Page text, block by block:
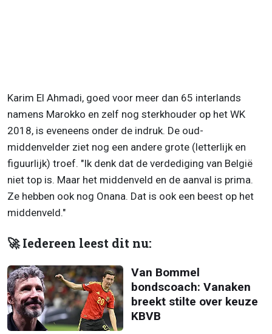
Karim El Ahmadi, goed voor meer dan 65 interlands
namens Marokko en zelf nog sterkhouder op het WK
2018, is eveneens onder de indruk. De oud-
middenvelder ziet nog een andere grote (letterlijk en
figuurlijk) troef. "Ik denk dat de verdediging van België
niet top is. Maar het middenveld en de aanval is prima.
Ze hebben ook nog Onana. Dat is ook een beest op het
middenveld."
🚀 Iedereen leest dit nu:
Van Bommel
bondscoach: Vanaken
breekt stilte over keuze
KBVB